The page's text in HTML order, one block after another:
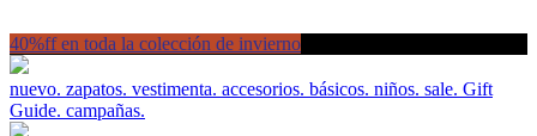
40%ff en toda la colección de invierno
nuevo. zapatos. vestimenta. accesorios. básicos. niños. sale. Gift
Guide. campañas.